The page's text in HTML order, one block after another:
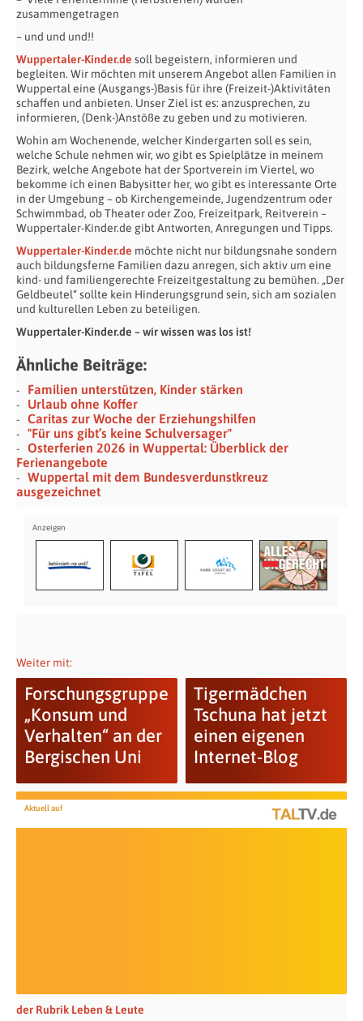
zusammengetragen
– und und und!!
Wuppertaler-Kinder.de soll begeistern, informieren und
begleiten. Wir möchten mit unserem Angebot allen Familien in
Wuppertal eine (Ausgangs-)Basis für ihre (Freizeit-)Aktivitäten
schaffen und anbieten. Unser Ziel ist es: anzusprechen, zu
informieren, (Denk-)Anstöße zu geben und zu motivieren.
Wohin am Wochenende, welcher Kindergarten soll es sein,
welche Schule nehmen wir, wo gibt es Spielplätze in meinem
Bezirk, welche Angebote hat der Sportverein im Viertel, wo
bekomme ich einen Babysitter her, wo gibt es interessante Orte
in der Umgebung – ob Kirchengemeinde, Jugendzentrum oder
Schwimmbad, ob Theater oder Zoo, Freizeitpark, Reitverein –
Wuppertaler-Kinder.de gibt Antworten, Anregungen und Tipps.
Wuppertaler-Kinder.de möchte nicht nur bildungsnahe sondern
auch bildungsferne Familien dazu anregen, sich aktiv um eine
kind- und familiengerechte Freizeitgestaltung zu bemühen. „Der
Geldbeutel“ sollte kein Hinderungsgrund sein, sich am sozialen
und kulturellen Leben zu beteiligen.
Wuppertaler-Kinder.de – wir wissen was los ist!
Ähnliche Beiträge:
Familien unterstützen, Kinder stärken
Urlaub ohne Koffer
Caritas zur Woche der Erziehungshilfen
"Für uns gibt’s keine Schulversager"
Osterferien 2026 in Wuppertal: Überblick der
Ferienangebote
Wuppertal mit dem Bundesverdunstkreuz
ausgezeichnet
Weiter mit:
Forschungsgruppe
„Konsum und
Verhalten“ an der
Bergischen Uni
Tigermädchen
Tschuna hat jetzt
einen eigenen
Internet-Blog
Aktuell auf
der Rubrik Leben & Leute